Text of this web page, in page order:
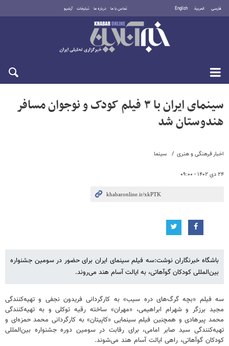
فارسی العربية English تماس با ما درباره ما تبلیغات آرشیو
دوشنبه ۱۹ مرداد ۱۴۰۵
اخبار فرهنگی و هنری سینما
۲۴ دی ۱۴۰۲ - ۰۹:۰۰
سینمای ایران با ۳ فیلم کودک و نوجوان مسافر
هندوستان شد
باشگاه خبرنگاران نوشت:سه فیلم سینمای ایران برای حضور در سومین جشنواره
بین‌المللی کودکان گوآهاتی، به ایالت آسام هند می‌روند.
سه فیلم «بچه گرگ‌های دره سیب» به کارگردانی فریدون نجفی و تهیه‌کنندگی
مجید برزگر و شهرام ابراهیمی، «مهران» ساخته رقیه توکلی و به تهیه‌کنندگی
محمد پیرهادی و همچنین فیلم سینمایی «کاپیتان» به کارگردانی محمد حمزه‌ای و
تهیه‌کنندگی سید صابر امامی، برای رقابت در سومین دوره جشنواره بین‌المللی
کودکان گوآهاتی، راهی ایالت آسام هند می‌شوند.